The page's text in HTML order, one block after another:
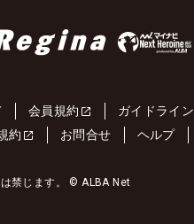
会員規約 ガイドライン
約 お問合せ ヘルプ
禁じます。 © ALBA Net